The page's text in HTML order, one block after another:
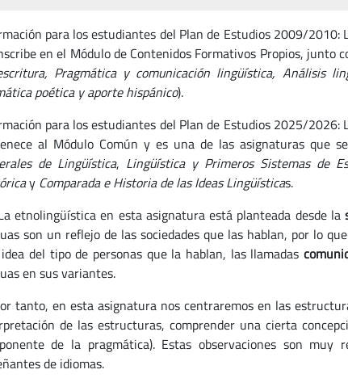
para los estudiantes del Plan de Estudios 2009/
en el Módulo de Contenidos Formativos Propios, junto
Pragmática y comunicación lingüística, Análisis
poética y aporte hispánico).
para los estudiantes del Plan de Estudios 2025/
al Módulo Común y es una de las asignaturas que
de Lingüística, Lingüística y Primeros Sistemas de
y Comparada e Historia de las Ideas Lingüísticas.
etnolingüística en esta asignatura está planteada desde la
son un reflejo de las sociedades que las hablan, por lo
del tipo de personas que la hablan, las llamadas
en sus variantes.
tanto, en esta asignatura nos centraremos en las
de las estructuras, comprender una cierta
de la pragmática). Estas observaciones son
de idiomas.